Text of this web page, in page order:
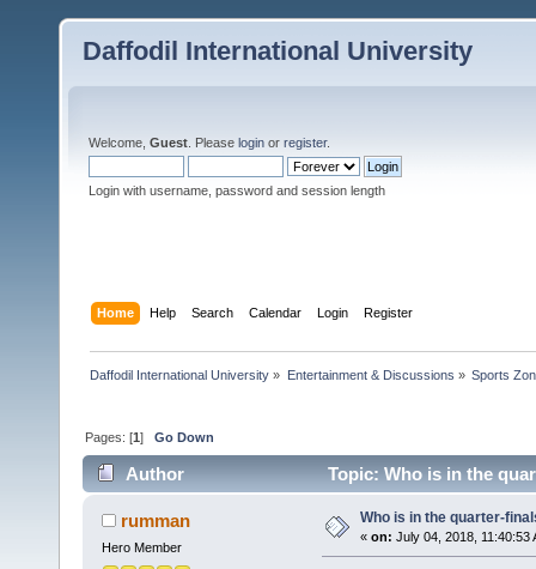
Daffodil International University
Welcome, Guest . Please login or register.
Login with username, password and session length
Home Help Search Calendar Login Register
Daffodil International University » Entertainment & Discussions » Sports
Pages: [1]Go Down
Author Topic: Who is in the
rumman
Hero Member
Who is in the quarter-
« on: July 04, 2018, 11:40:53